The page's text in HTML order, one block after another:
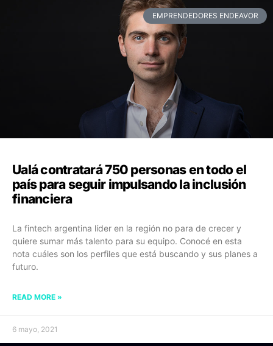
EMPRENDEDORES ENDEAVOR
Ualá contratará 750 personas en todo el
país para seguir impulsando la inclusión
financiera
La fintech argentina líder en la región no para de crecer y
quiere sumar más talento para su equipo. Conocé en esta
nota cuáles son los perfiles que está buscando y sus planes a
futuro.
READ MORE »
6 mayo, 2021